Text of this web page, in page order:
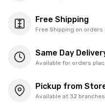
Free Shipping
Free Shipping on orders
Same Day
Available for orders
Pickup from
Available at 32